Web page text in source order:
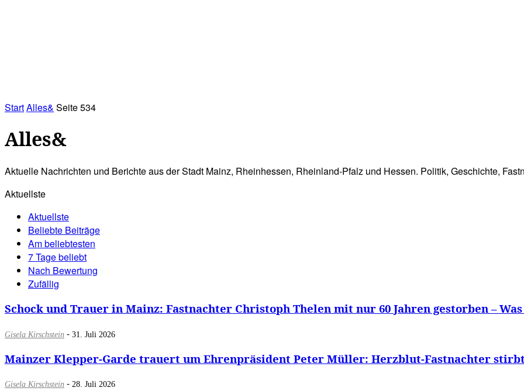
StartAlles& Seite 534
Alles&
Aktuelle Nachrichten und Berichte aus der Stadt Mainz, Rheinhessen, Rheinland-Pfalz und Hessen. Politik, Geschichte,
Aktuellste
Aktuellste
Beliebte Beiträge
Am beliebtesten
7 Tage beliebt
Nach Bewertung
Zufällig
Schock und Trauer in Mainz: Fastnachter Christoph Thelen mit nur 60 Jahren gestorben –
Gisela Kirschstein - 31. Juli 2026
Mainzer Klepper-Garde trauert um Ehrenpräsident Peter Müller: Herzblut-Fastnachter
Gisela Kirschstein - 28. Juli 2026